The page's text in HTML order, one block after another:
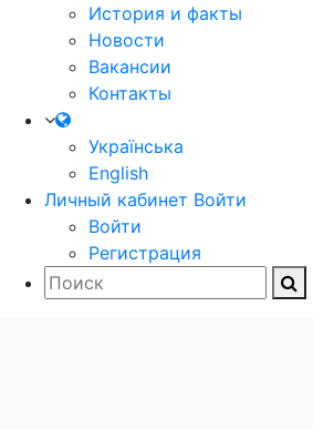
История и факты
Новости
Вакансии
Контакты
Українська
English
Личный кабинет Войти
Войти
Регистрация